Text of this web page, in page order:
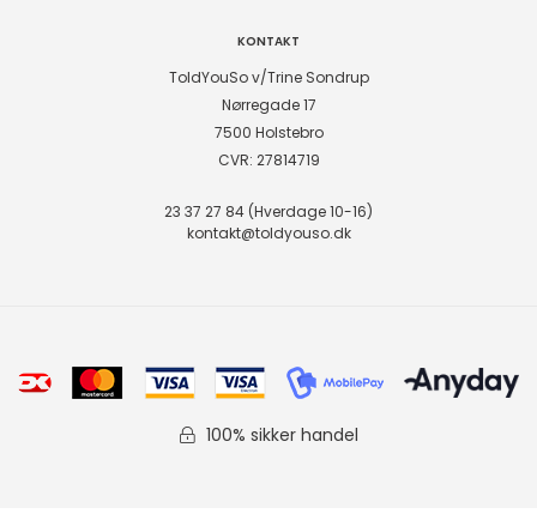
KONTAKT
ToldYouSo v/Trine Sondrup
Nørregade 17
7500 Holstebro
CVR: 27814719
23 37 27 84 (Hverdage 10-16)
kontakt@toldyouso.dk
100% sikker handel